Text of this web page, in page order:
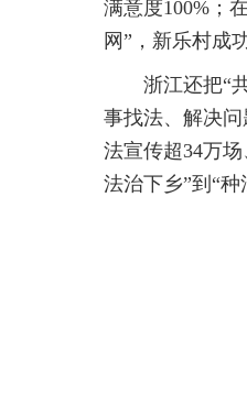
满意度100%；
网”，新乐村成
浙江还把“
事找法、解决
法宣传超34万
法治下乡”到“种